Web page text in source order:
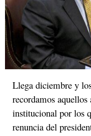
Llega diciembre y
recordamos aquellos
institucional por los
renuncia del